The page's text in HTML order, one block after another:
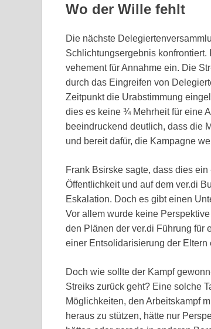
Wo der Wille fehlt
Die nächste
Schlichtungsergebnis
vehement für Annahme ein. Die
durch das Eingreifen von
Zeitpunkt die Urabstimmung
dies es keine ¾ Mehrheit für eine
beeindruckend deutlich, dass die
und bereit dafür, die Kampagne
Frank Bsirske sagte, dass dies
Öffentlichkeit und auf dem ver.di
Eskalation. Doch es gibt einen
Vor allem wurde keine
den Plänen der ver.di Führung für
einer Entsolidarisierung der Eltern
Doch wie sollte der Kampf
Streiks zurück geht? Eine solche
Möglichkeiten, den Arbeitskampf
heraus zu stützen, hätte nur